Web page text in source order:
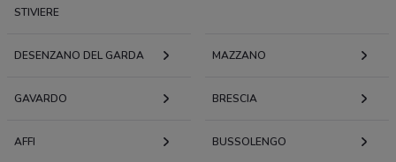
STIVIERE
DESENZANO DEL GARDA MAZZANO
GAVARDO BRESCIA
AFFI BUSSOLENGO